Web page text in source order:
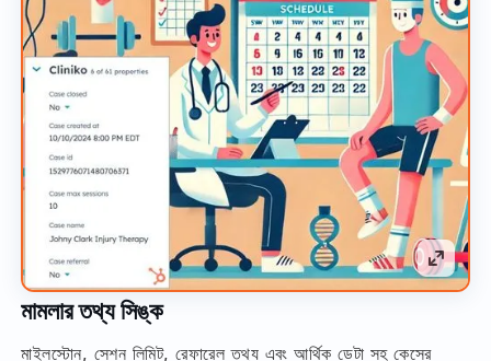
মামলার তথ্য সিঙ্ক
মাইলস্টোন, সেশন লিমিট, রেফারেল তথ্য এবং আর্থিক ডেটা সহ কেসের